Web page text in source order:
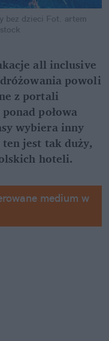
bez dzieci Fot. artem
all inclusive
powoli
z portali
połowa
wybiera inny
jest tak duży,
hoteli.
medium w